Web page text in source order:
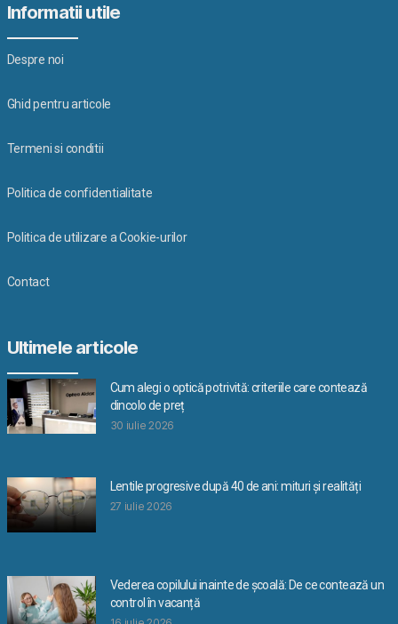
Informatii utile
Despre noi
Ghid pentru articole
Termeni si conditii
Politica de confidentialitate
Politica de utilizare a Cookie-urilor
Contact
Ultimele articole
Cum alegi o optică potrivită: criteriile care contează
dincolo de preț
30 iulie 2026
Lentile progresive după 40 de ani: mituri și realități
27 iulie 2026
Vederea copilului inainte de școală: De ce contează un
control în vacanță